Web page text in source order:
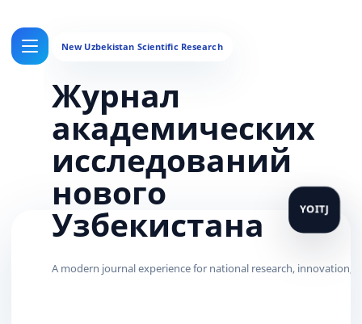
Журнал
академических
исследований
нового
Узбекистана